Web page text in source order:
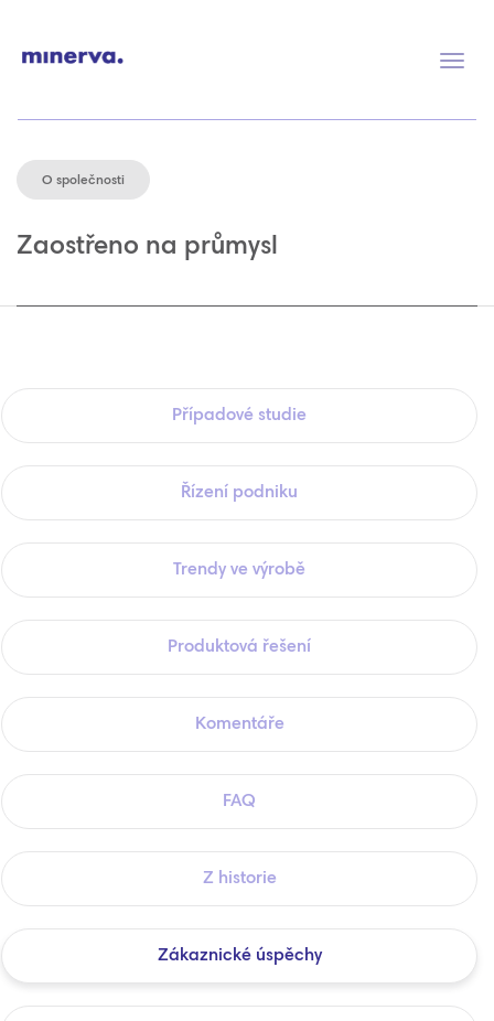
O společnosti
Zaostřeno na průmysl
Případové studie
Řízení podniku
Trendy ve výrobě
Produktová řešení
Komentáře
FAQ
Z historie
Zákaznické úspěchy